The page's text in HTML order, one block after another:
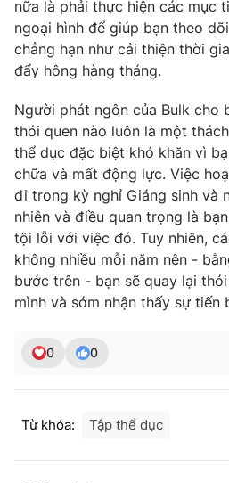
nữa là phải thực hiện các mục
ngoại hình để giúp bạn theo
chẳng hạn như cải thiện thời
đẩy hông hàng tháng.
Người phát ngôn của Bulk cho
thói quen nào luôn là một
thể dục đặc biệt khó khăn vì
chữa và mất động lực. Việc
đi trong kỳ nghỉ Giáng sinh và
nhiên và điều quan trọng là
tội lỗi với việc đó. Tuy nhiên,
không nhiều mỗi năm nên -
bước trên - bạn sẽ quay lại
mình và sớm nhận thấy sự tiến
0 0
Từ khóa: Tập thể dục